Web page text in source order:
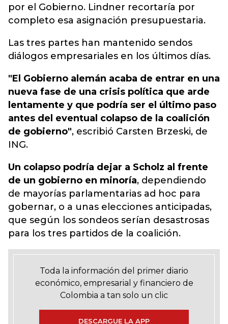
por el Gobierno. Lindner recortaría por
completo esa asignación presupuestaria.
Las tres partes han mantenido sendos
diálogos empresariales en los últimos días.
"El Gobierno alemán acaba de entrar en una
nueva fase de una crisis política que arde
lentamente y que podría ser el último paso
antes del eventual colapso de la coalición
de gobierno", escribió Carsten Brzeski, de
ING.
Un colapso podría dejar a Scholz al frente
de un gobierno en minoría, dependiendo
de mayorías parlamentarias ad hoc para
gobernar, o a unas elecciones anticipadas,
que según los sondeos serían desastrosas
para los tres partidos de la coalición.
Toda la información del primer diario
económico, empresarial y financiero de
Colombia a tan solo un clic
DESCARGUE LA APP